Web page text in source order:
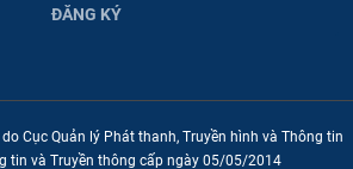
ĐĂNG KÝ
Cục Quản lý Phát thanh, Truyền hình và Thông tin
tin và Truyền thông cấp ngày 05/05/2014